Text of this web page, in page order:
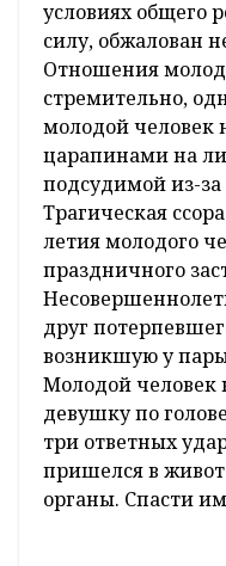
условиях общего
силу, обжалован
Отношения
стремительно,
молодой человек
царапинами на
подсудимой из-за
Трагическая
летия молодого
праздничного
друг
возникшую у пары
Молодой человек
девушку по
три ответных
пришелся в
органы. Спасти